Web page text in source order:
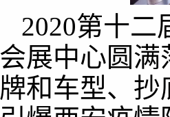
2020第十二
会展中心圆
牌和车型、抄